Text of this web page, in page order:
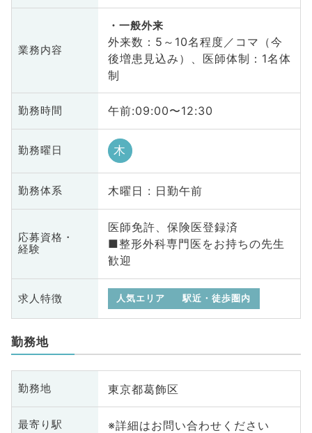
業務内容
一般外来
外来数：5～10名程度／コマ（今
後増患見込み）、医師体制：1名体
制
勤務時間 午前:09:00〜12:30
勤務曜日 木
勤務体系 木曜日 : 日勤午前
応募資格・
経験
医師免許、保険医登録済
■整形外科専門医をお持ちの先生
歓迎
求人特徴 人気エリア 駅近・徒歩圏内
勤務地
勤務地 東京都葛飾区
最寄り駅 ※詳細はお問い合わせください